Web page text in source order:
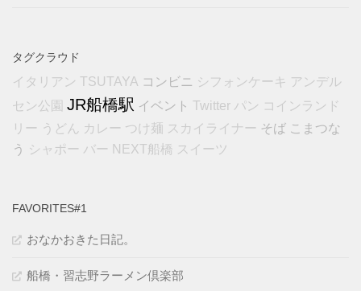
タグクラウド
イタリアン TSUTAYA コンビニ シフォンケーキ アンデル
セン公園 JR船橋駅 イベント Twitter パン コインランド
リー うどん カレー つけ麺 スカイライナー そば こまつな
う シャポー バー NEXT船橋 スイーツ
FAVORITES#1
おなかおきた日記。
船橋・習志野ラーメン倶楽部